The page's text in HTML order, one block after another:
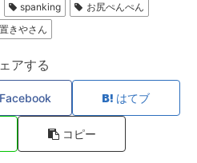
spanking
お尻ぺんぺん
きやさん
アする
Facebook はてブ
コピー